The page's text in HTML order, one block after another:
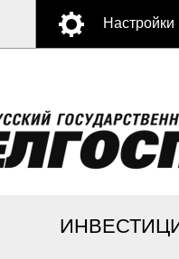
Настройки